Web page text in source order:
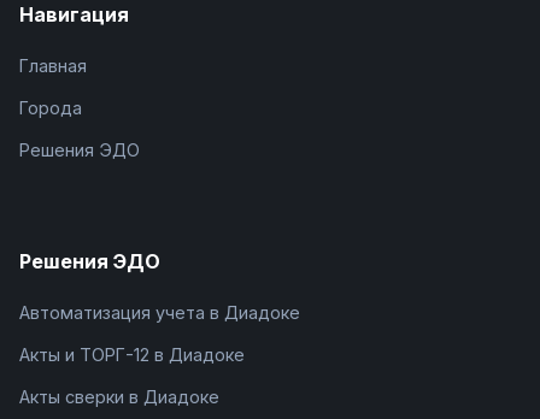
Навигация
Главная
Города
Решения ЭДО
Решения ЭДО
Автоматизация учета в Диадоке
Акты и ТОРГ-12 в Диадоке
Акты сверки в Диадоке